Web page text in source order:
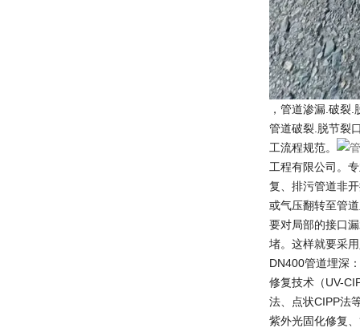
，管道渗漏.破裂
管道破裂.脱节裂
工流程规范。
工程有限公司。
复、排污管道非
或气压翻转至管
要对局部的接口
堵。这样就要采
DN400管道埋深
修复技术（UV-
法、点状CIPP法
紫外光固化修复